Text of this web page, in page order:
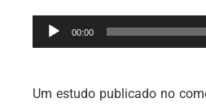
Tocador
de
00:00
Um estudo publicado no